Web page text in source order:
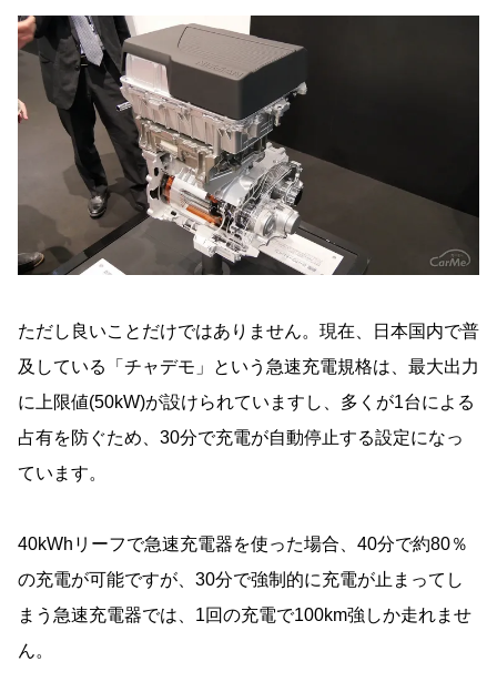
ただし良いことだけではありません。現在、日本国内で普
及している「チャデモ」という急速充電規格は、最大出力
に上限値(50kW)が設けられていますし、多くが1台による
占有を防ぐため、30分で充電が自動停止する設定になっ
ています。
40kWhリーフで急速充電器を使った場合、40分で約80％
の充電が可能ですが、30分で強制的に充電が止まってし
まう急速充電器では、1回の充電で100km強しか走れませ
ん。